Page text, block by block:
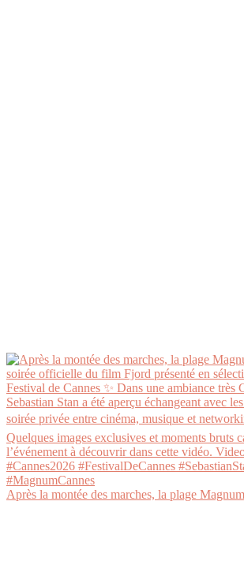
Après la montée des marches, la plage